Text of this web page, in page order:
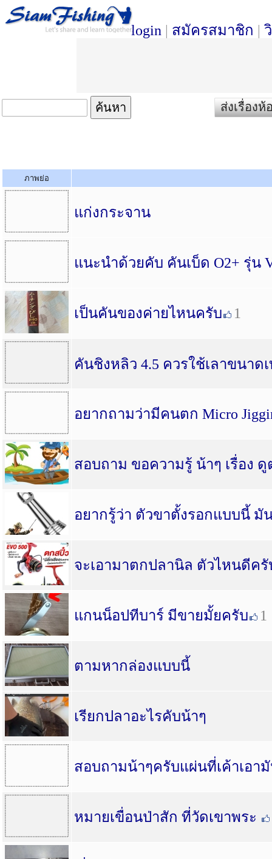
login | สมัครสมาชิก |
ส่งเรื่อง
ภาพย่อ
แก่งกระจาน
แนะนำด้วยคับ คันเบ็ด O2+ รุ่น
เป็นคันของค่ายไหนครับ 1
คันชิงหลิว 4.5 ควรใช้เลาขนาด
อยากถามว่ามีคนตก Micro
สอบถาม ขอความรู้ น้าๆ เรื่อง
อยากรู้ว่า ตัวขาตั้งรอกแบบนี้ มั
จะเอามาตกปลานิล ตัวไหนดีครั
แกนน็อปทีบาร์ มีขายมั้ยครับ 1
ตามหากล่องแบบนี้
เรียกปลาอะไรคับน้าๆ
สอบถามน้าๆครับแผ่นที่เค้าเอา
หมายเขื่อนป่าสัก ที่วัดเขาพระ